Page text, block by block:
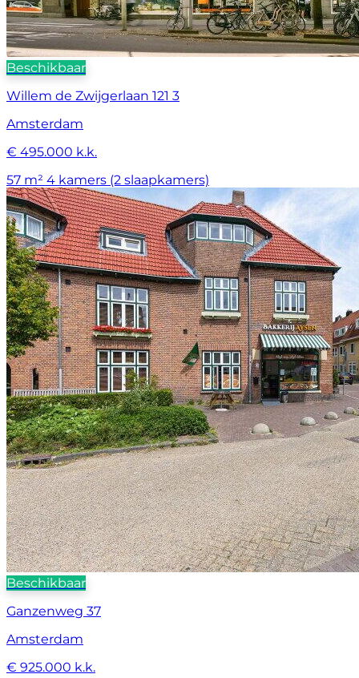
Beschikbaar
Willem de Zwijgerlaan 121 3
Amsterdam
€ 495.000 k.k.
57 m² 4 kamers (2 slaapkamers)
Beschikbaar
Ganzenweg 37
Amsterdam
€ 925.000 k.k.